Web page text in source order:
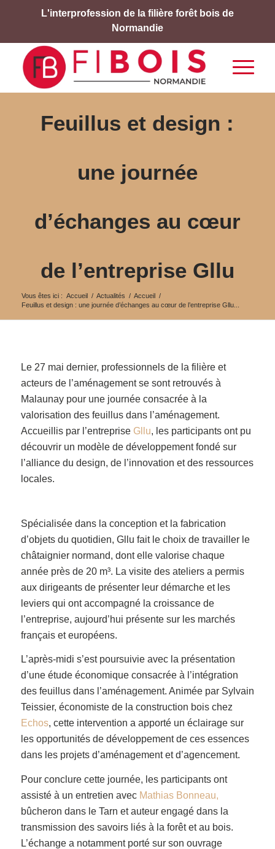
L'interprofession de la filière forêt bois de
Normandie
Feuillus et design :
une journée
d’échanges au cœur
de l’entreprise Gllu
Vous êtes ici : Accueil / Actualités / Accueil /
Feuillus et design : une journée d’échanges au cœur de l’entreprise Gllu...
Le 27 mai dernier, professionnels de la filière et
acteurs de l’aménagement se sont retrouvés à
Malaunay pour une journée consacrée à la
valorisation des feuillus dans l’aménagement.
Accueillis par l’entreprise Gllu, les participants ont pu
découvrir un modèle de développement fondé sur
l’alliance du design, de l’innovation et des ressources
locales.
Spécialisée dans la conception et la fabrication
d’objets du quotidien, Gllu fait le choix de travailler le
châtaignier normand, dont elle valorise chaque
année près de 20 m³. La visite des ateliers a permis
aux dirigeants de présenter leur démarche et les
leviers qui ont accompagné la croissance de
l’entreprise, aujourd’hui présente sur les marchés
français et européens.
L’après-midi s’est poursuivie avec la présentation
d’une étude économique consacrée à l’intégration
des feuillus dans l’aménagement. Animée par Sylvain
Teissier, économiste de la construction bois chez
Echos, cette intervention a apporté un éclairage sur
les opportunités de développement de ces essences
dans les projets d’aménagement et d’agencement.
Pour conclure cette journée, les participants ont
assisté à un entretien avec Mathias Bonneau,
bûcheron dans le Tarn et auteur engagé dans la
transmission des savoirs liés à la forêt et au bois.
L’échange a notamment porté sur son ouvrage